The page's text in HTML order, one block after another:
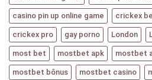
casino pin up online game crickex
crickex pro gay porno London
most bet mostbet apk mostbet
mostbet bônus mostbet casino